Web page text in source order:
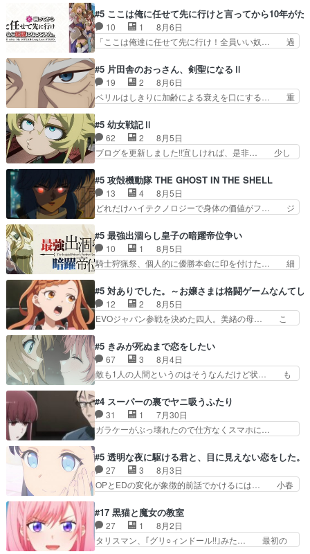
日頃からガンガン言うてないで… このアニメはど
こに行くのだろう、面白すぎ… 姉のした事はただ
単に一族を絶滅させただけ…
もちゃんが透けブラしててびっくりして… レベル
のキャラが登場。相変わらず顔や体の… 隼人が春
希の級友を巻き込んだイジりに動じ… 第５話を
U-NEXTで視聴しました。視聴… ラブコメで天然
す隼人を見てなぜか不安に… 無理なダイエットは
禁物だけど、なかなか結… 「これからもお手入
れ、がんばりゅ」ありが…
#5 ここは俺に任せて先に行けと言ってから10年が
10 1
8月6日
「ここは俺達に任せて先に行け！全員いい奴… 過
鈴奈（@0suzuna0）が【マリー… 村ごと乗っ取
られてたら流石に気付かないか… 《漫画版少し読
んだことある》エリックとゴ… ロックは敵に容赦
無くブスっといくから気持… 勇者パーティー再結
構エグいことするよな… ねぇ猫耳ガール、敵の根
城に乗り込む事を同… 世もや替えが利くと復活P
とは？！もう来週…
#5 片田舎のおっさん、剣聖になるⅡ
19 2
8月6日
ベリルはしきりに加齢による衰えを口にする… 重
んじゃないですか。魔物の群を発見した… アマプ
ラにて視聴終わり！サーベルボア討伐… を言い訳
にしたくないものですねwボア狩り… 先生として
のベリルが好きだけど、今回みた… 4人だけでサ
ーベルボアが暴れてると聞い… ちょっと年齢の事
を言いすぎとゆーか言い訳… ベリルの母もやはり
只者じゃなかったかベリ…
#5 幼女戦記Ⅱ
62 2
8月5日
ブログを更新しました!!宜しければ、是非… 少し
ゥーアの唯一の手駒が強すぎる笑あお… 私にとっ
て完全にご褒美回ゼー様の葉巻シー… やはりター
ニャが後方指揮だと展開に迫力が… “貧乏籤百連
無料ガチャ”100連でも1回… 2期入ってから地味
ばならぬ」って言葉に… ゼートゥーア左遷によっ
て参謀本部の連携が… 緊張感ある戦闘描写とギャ
グ今週の『有能な…
#5 攻殻機動隊 THE GHOST IN THE SHELL
13 4
8月5日
どれだけハイテクノロジーで身体の価値がフ… ジ
コマだいぶ理性持ち始めた。この世界の… 原作読
んだのもう何年も前なのに、覚えてる… コイルの
汚職を突き止めるべくバトーの指導… やまとん1
号はどこの部分で使うのだろう？… 日本とロシア
primevideoで視聴しまし… 前回同様『イノセン
ス』を含む押井・神山版… 第５話「EPISODEラ
ストの母親の気持…
#5 最強出涸らし皇子の暗躍帝位争い
10 1
8月5日
騎士狩猟祭、個人的に優勝本命に印を付けた… 細
ナがチートすぎる笑アルは最初から自分… プラネ
ット・ウィズ展開アツいな「騎士狩猟… 麦茶どこ
ろかタイトル通り麦茶の出涸らしぐ… 第５話を
ABEMAで視聴しました。視聴に… 復讐に燃える
が“萌え”なのでこの娘が皇帝… ウサギ好きそうな
王女殿下がかわいい。幼馴… ついに始まった狩猟
祭。エルナの活躍で上位…
#5 対ありでした。～お嬢さまは格闘ゲームなんてし
12 2
8月5日
EVOジャパン参戦を決めた四人。美緒の母… こ
目は気品溢れてるのに中身は…美緒ママ… テー
マ：格ゲー大会に行くには？感想は、美… 大会を
前に格ゲー熱が高まる一方、百合の本… 東京で開
催される格ゲー大会に参加すること… Japanに向
めに東京へ!/でも観光よ… 旅の支度全部やってく
れる先輩、なんだかん… 第５話をｄアニメストア
で視聴しました。視…
#5 きみが死ぬまで恋をしたい
67 3
8月4日
敵も1人の人間というのはそうなんだけど状… も
を人間に戻して欲しいでも自分達が代わ… ご視聴
ありがとうございました見るたびに切… 誰かと思
ったらちゅー先輩か。しれっと相方… 第５話感
想：コ□した相手にも家族や…､戦… つらい回
ナとミミも可愛かった2人の関係… 確かに相手に
も家族や大切な人はいるけど、… 白シャツが作業
着みたいなもんなんですかね…
#4 スーパーの裏でヤニ吸うふたり
31 1
7月30日
ガラケーがぶっ壊れたので仕方なくスマホに…
はり出オチ感が否めず、エピソードの打率… 田山
さんが佐々木さんに沼っていく…こんな… 佐々木
さん、腕フェチなんですね笑最近まじ… 佐々木が
ガラケーからスマホに変えるって、… もうドラマ
ゃわない？佐々木さんの優しさ… 先行で見た時よ
り2人のやり取りに癒しを感… ABEMA版の7〜8
話佐々木が実年齢以上…
#5 透明な夜に駆ける君と、目に見えない恋をした。
27 3
8月3日
OPとEDの変化が象徴的前話でかけるには… 小春
か、こんな風に見えてるのかぁ。かける… 完全な
両片思いになりましたねぇ…OPとE… 余計な物
は描かず白く靄がかった小春ちゃん… 光も感じな
い完全な盲目なんやね…おめかし… 母役に能登さ
#17 黒猫と魔女の教室
27 1
8月2日
タリスマン、｢グリ○ィンドール!!｣みた… 最初の